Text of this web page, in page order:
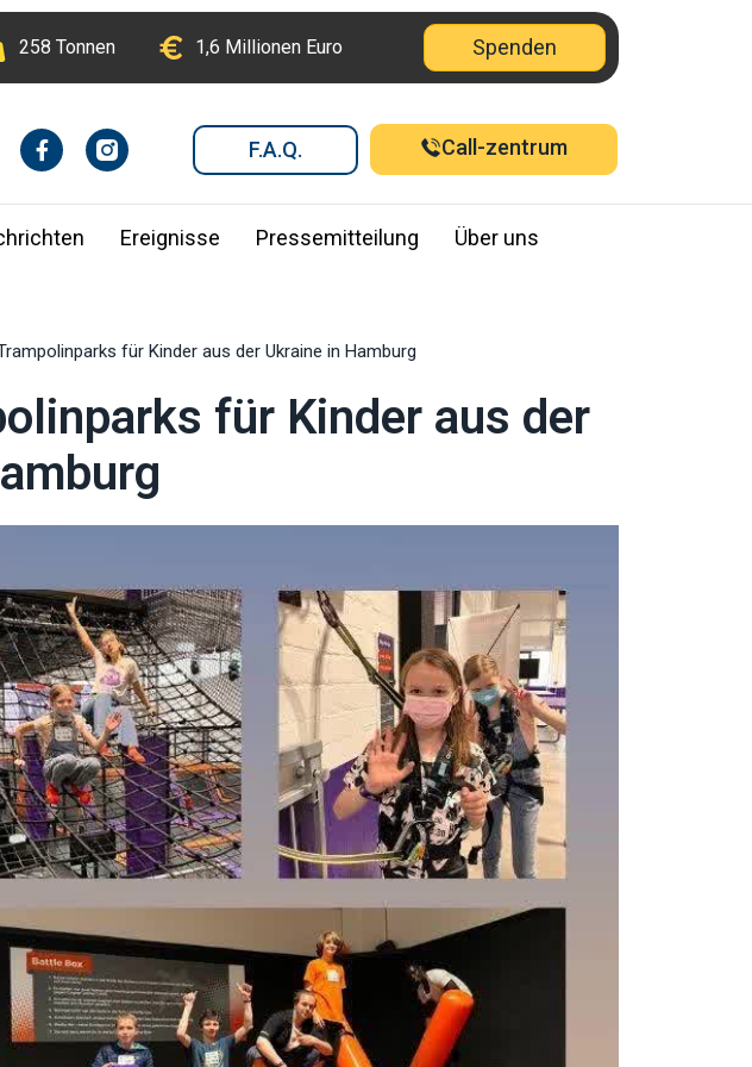
258 Tonnen 1,6 Millionen Euro Spenden
F
a
c
e
b
o
I
n
F.A.Q. Call-zentrum
Ereignisse Pressemitteilung Über uns
für Kinder aus der Ukraine in Hamburg
für Kinder aus der
are
are
for
the website
function.
Statistics
In order for
us to